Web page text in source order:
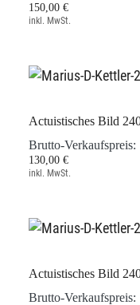
150,00 €
inkl. MwSt.
Actuistisches Bild
Brutto-Verkaufspreis:
130,00 €
inkl. MwSt.
Actuistisches Bild
Brutto-Verkaufspreis: